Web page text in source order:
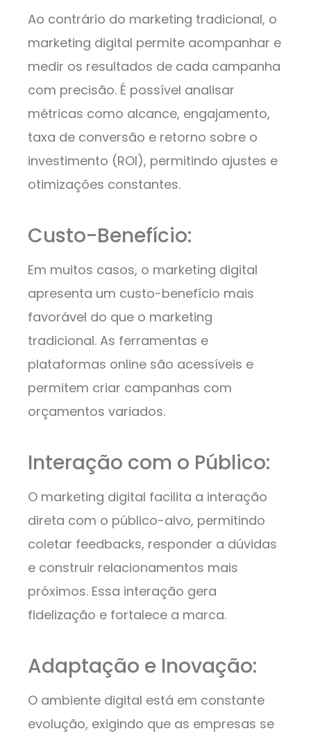
Ao contrário do marketing tradicional, o
marketing digital permite acompanhar e
medir os resultados de cada campanha
com precisão. É possível analisar
métricas como alcance, engajamento,
taxa de conversão e retorno sobre o
investimento (ROI), permitindo ajustes e
otimizações constantes.
Custo-Benefício:
Em muitos casos, o marketing digital
apresenta um custo-benefício mais
favorável do que o marketing
tradicional. As ferramentas e
plataformas online são acessíveis e
permitem criar campanhas com
orçamentos variados.
Interação com o Público:
O marketing digital facilita a interação
direta com o público-alvo, permitindo
coletar feedbacks, responder a dúvidas
e construir relacionamentos mais
próximos. Essa interação gera
fidelização e fortalece a marca.
Adaptação e Inovação:
O ambiente digital está em constante
evolução, exigindo que as empresas se